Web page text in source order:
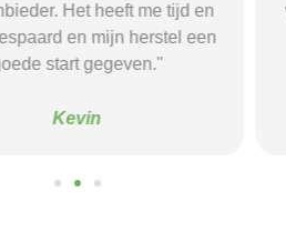
Het heeft me tijd en
en mijn herstel een
start gegeven."
Kevin